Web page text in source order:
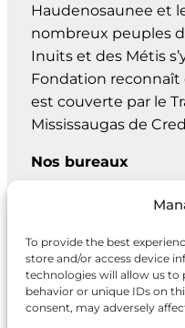
To provide the best
store and/or access device
technologies will allow us to
behavior or unique IDs on
consent, may adversely
Haudenosaunee et
nombreux peuples
Inuits et des Métis
Fondation
est couverte par le
Mississaugas de
Nos bureaux
Genève : C.P. 202 – 1211
Facebook X Instagram LinkedIn